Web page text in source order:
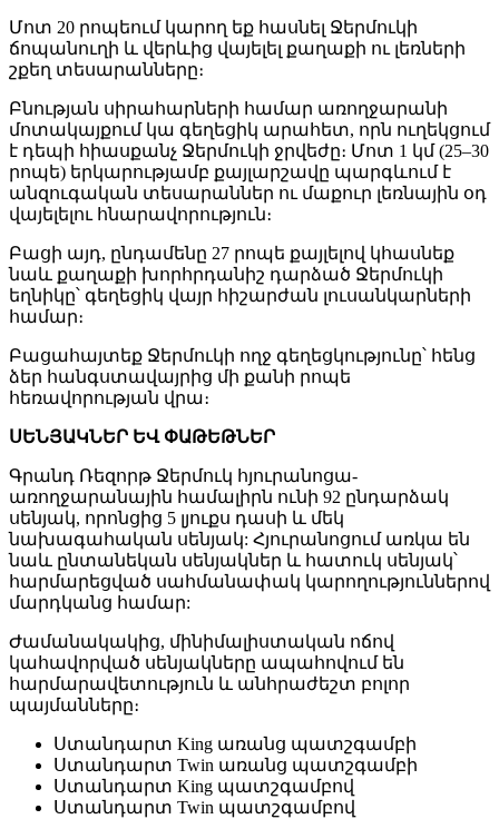
Մոտ 20 րոպեում կարող եք հասնել Ջերմուկի
ճոպանուղի և վերևից վայելել քաղաքի ու լեռների
շքեղ տեսարանները։
Բնության սիրահարների համար առողջարանի
մոտակայքում կա գեղեցիկ արահետ, որն ուղեկցում
է դեպի հիասքանչ Ջերմուկի ջրվեժը։ Մոտ 1 կմ (25–30
րոպե) երկարությամբ քայլարշավը պարգևում է
անզուգական տեսարաններ ու մաքուր լեռնային օդ
վայելելու հնարավորություն։
Բացի այդ, ընդամենը 27 րոպե քայլելով կհասնեք
նաև քաղաքի խորհրդանիշ դարձած Ջերմուկի
եղնիկը՝ գեղեցիկ վայր հիշարժան լուսանկարների
համար։
Բացահայտեք Ջերմուկի ողջ գեղեցկությունը՝ հենց
ձեր հանգստավայրից մի քանի րոպե
հեռավորության վրա։
ՍԵՆՅԱԿՆԵՐ ԵՎ ՓԱԹԵԹՆԵՐ
Գրանդ Ռեզորթ Ջերմուկ հյուրանոցա-
առողջարանային համալիրն ունի 92 ընդարձակ
սենյակ, որոնցից 5 լյուքս դասի և մեկ
նախագահական սենյակ: Հյուրանոցում առկա են
նաև ընտանեկան սենյակներ և հատուկ սենյակ՝
հարմարեցված սահմանափակ կարողություններով
մարդկանց համար:
Ժամանակակից, մինիմալիստական ոճով
կահավորված սենյակները ապահովում են
հարմարավետություն և անհրաժեշտ բոլոր
պայմանները։
Ստանդարտ King առանց պատշգամբի
Ստանդարտ Twin առանց պատշգամբի
Ստանդարտ King պատշգամբով
Ստանդարտ Twin պատշգամբով